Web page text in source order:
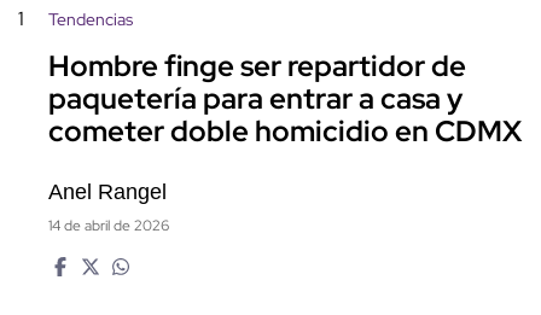
1 Tendencias
Hombre finge ser repartidor de
paquetería para entrar a casa y
cometer doble homicidio en CDMX
Anel Rangel
14 de abril de 2026